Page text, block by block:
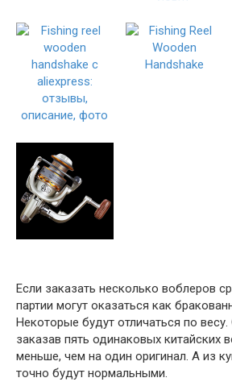
Если заказать несколько воблеров
партии могут оказаться как
Некоторые будут отличаться по
заказав пять одинаковых китайских
меньше, чем на один оригинал. А из
точно будут нормальными.